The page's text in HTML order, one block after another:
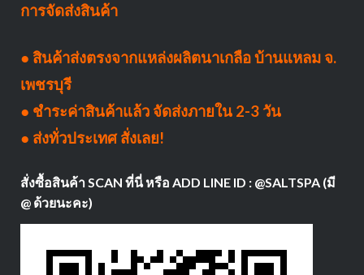
การจัดส่งสินค้า
● สินค้าส่งตรงจากแหล่งผลิตนาเกลือ บ้านแหลม จ.
เพชรบุรี
● ชำระค่าสินค้าแล้ว จัดส่งภายใน 2-3 วัน
● ส่งทั่วประเทศ สั่งเลย!
สั่งซื้อสินค้า SCAN ที่นี่ หรือ ADD LINE ID : @SALTSPA (มี
@ ด้วยนะคะ)